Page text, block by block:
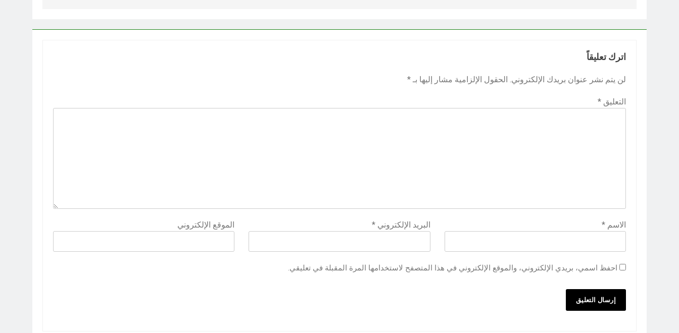
اترك تعليقاً
لن يتم نشر عنوان بريدك الإلكتروني. الحقول الإلزامية مشار إليها بـ *
التعليق *
الاسم * البريد الإلكتروني* الموقع الإلكتروني
احفظ اسمي، بريدي الإلكتروني، والموقع الإلكتروني في هذا المتصفح لاستخدامها المرة المقبلة في تعليقي.